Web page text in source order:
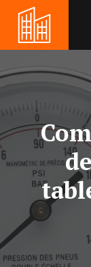
contenu